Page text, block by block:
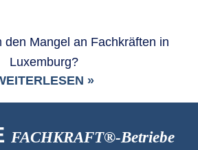
den Mangel an Fachkräften in
Luxemburg?
»
FACHKRAFT®-Betriebe